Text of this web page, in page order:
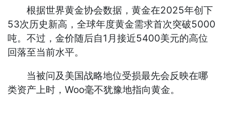
根据世界黄金协会数据，黄金在2025年创下
53次历史新高，全球年度黄金需求首次突破5000
吨。不过，金价随后自1月接近5400美元的高位
回落至当前水平。
当被问及美国战略地位受损最先会反映在哪
类资产上时，Woo毫不犹豫地指向黄金。